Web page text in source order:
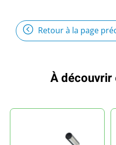
Retour à la page
À découvrir